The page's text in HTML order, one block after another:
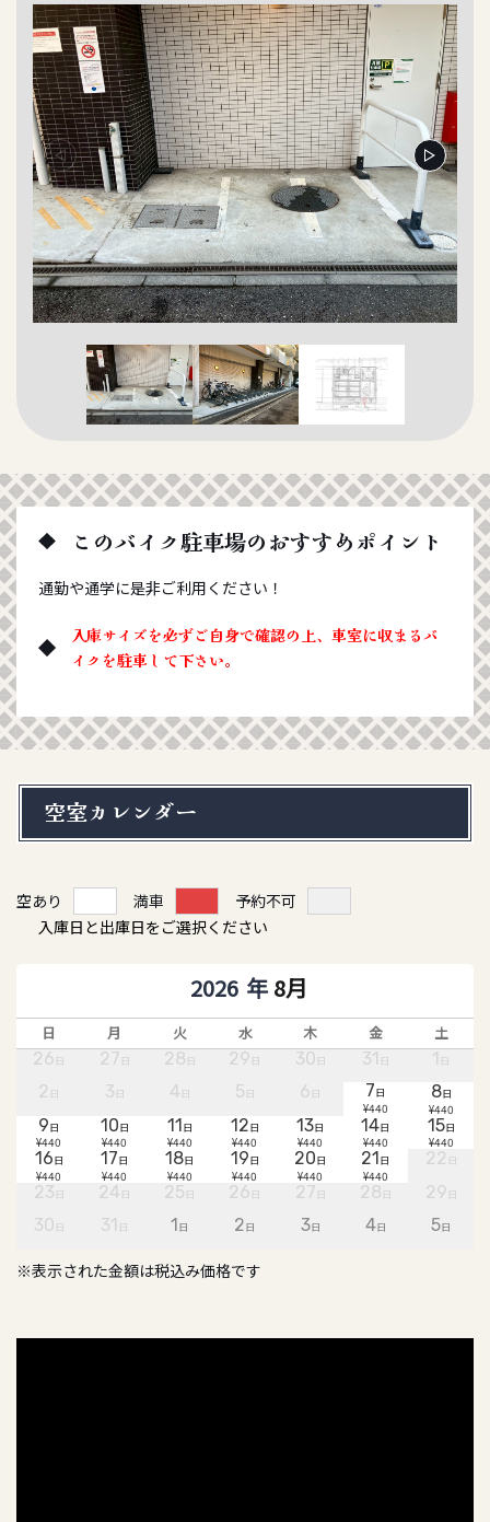
このバイク駐車場のおすすめポイント
通勤や通学に是非ご利用ください！
入庫サイズを必ずご自身で確認の上、車室に収まるバ
イクを駐車して下さい。
空室カレンダー
空あり 満車
予約不可
入庫日と出庫日をご選択ください
8月
日 月 火 水 木 金
土
26 日 27 日 28 日 29 日 30 日 31 日 1 日
2 日 3 日 4 日 5 日 6 日 7日
¥440
8日
¥440
9日
¥440
10日
¥440
11日
¥440
12日
¥440
13日
¥440
14日
¥440
15日
¥440
16日
¥440
17日
¥440
18日
¥440
19日
¥440
20日
¥440
21日
¥440
22 日
23 日 24 日 25 日 26 日 27 日 28 日 29 日
30 日 31 日 1日 2日 3日 4日 5日
※表示された金額は税込み価格です